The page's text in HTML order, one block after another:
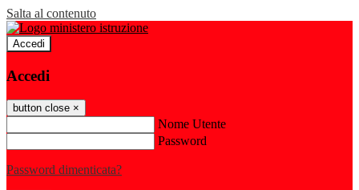
Salta al contenuto
Accedi
Accedi
button close ×
Nome Utente
Password
Password dimenticata?